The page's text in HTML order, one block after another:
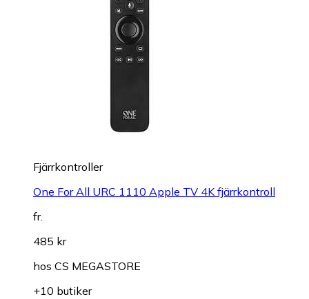
Fjärrkontroller
One For All URC 1110 Apple TV 4K fjärrkontroll
fr.
485 kr
hos CS MEGASTORE
+10 butiker